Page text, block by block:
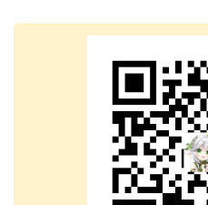
本站內容未經授
如果需引用部分
發表時間：